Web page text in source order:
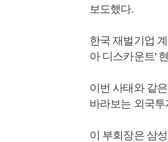
보도했다.
한국 재벌기업
아 디스카운트'
이번 사태와 같
바라보는 외국
이 부회장은 삼